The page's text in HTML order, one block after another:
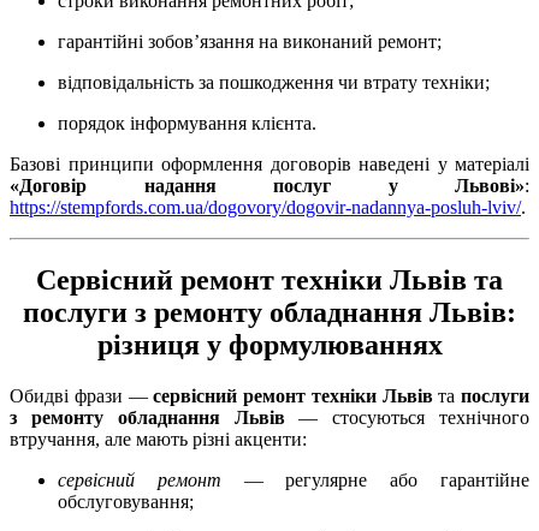
гарантійні зобов’язання на виконаний ремонт;
відповідальність за пошкодження чи втрату техніки;
порядок інформування клієнта.
Базові принципи оформлення договорів наведені у матеріалі
«Договір надання послуг у Львові»:
https://stempfords.com.ua/dogovory/dogovir-nadannya-posluh-lviv/.
Сервісний ремонт техніки Львів та
послуги з ремонту обладнання Львів:
різниця у формулюваннях
Обидві фрази —сервісний ремонт техніки Львівта послуги
з ремонту обладнання Львів— стосуються технічного
втручання, але мають різні акценти:
сервісний ремонт — регулярне або гарантійне
обслуговування;